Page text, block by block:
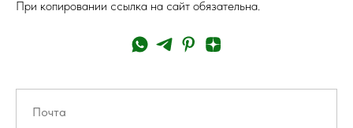
При копировании ссылка на сайт обязательна.